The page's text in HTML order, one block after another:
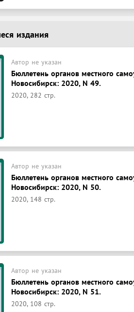
издания
Автор не указан
Бюллетень органов местного
Новосибирск: 2020, N 49.
2020, 282 стр.
Автор не указан
Бюллетень органов местного
Новосибирск: 2020, N 50.
2020, 148 стр.
Автор не указан
Бюллетень органов местного
Новосибирск: 2020, N 51.
2020, 108 стр.